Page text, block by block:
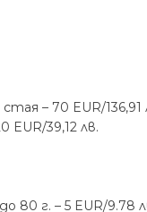
– 70 EUR/136,91
39,12 лв.
80 г. – 5 EUR/9.78